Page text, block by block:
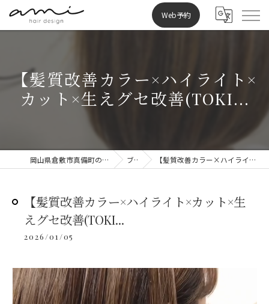
Web予約
【髪質改善カラー×ハイライト×
カット×生えグセ改善(TOKI...
岡山県倉敷市真備町の美容室ならami hair design ブログ 【髪質改善カラー×ハイライト×カット×生えグセ改善(TOKI...
【髪質改善カラー×ハイライト×カット×生
えグセ改善(TOKI...
2026/01/05